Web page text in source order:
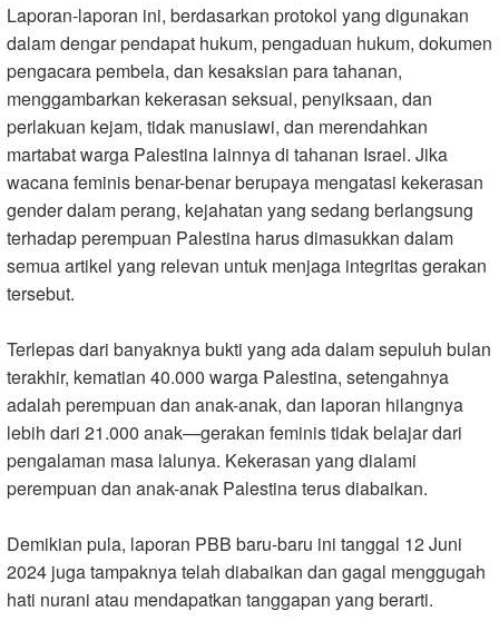
Laporan-laporan ini, berdasarkan protokol yang digunakan
dalam dengar pendapat hukum, pengaduan hukum, dokumen
pengacara pembela, dan kesaksian para tahanan,
menggambarkan kekerasan seksual, penyiksaan, dan
perlakuan kejam, tidak manusiawi, dan merendahkan
martabat warga Palestina lainnya di tahanan Israel. Jika
wacana feminis benar-benar berupaya mengatasi kekerasan
gender dalam perang, kejahatan yang sedang berlangsung
terhadap perempuan Palestina harus dimasukkan dalam
semua artikel yang relevan untuk menjaga integritas gerakan
tersebut.
Terlepas dari banyaknya bukti yang ada dalam sepuluh bulan
terakhir, kematian 40.000 warga Palestina, setengahnya
adalah perempuan dan anak-anak, dan laporan hilangnya
lebih dari 21.000 anak—gerakan feminis tidak belajar dari
pengalaman masa lalunya. Kekerasan yang dialami
perempuan dan anak-anak Palestina terus diabaikan.
Demikian pula, laporan PBB baru-baru ini tanggal 12 Juni
2024 juga tampaknya telah diabaikan dan gagal menggugah
hati nurani atau mendapatkan tanggapan yang berarti.